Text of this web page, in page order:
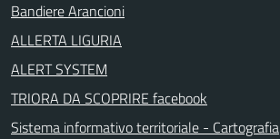
Bandiere Arancioni
ALLERTA LIGURIA
ALERT SYSTEM
TRIORA DA SCOPRIRE facebook
Sistema informativo territoriale - Cartografia